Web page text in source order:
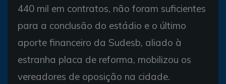
440 mil em contratos, não foram suficientes
para a conclusão do estádio e o último
aporte financeiro da Sudesb, aliado à
estranha placa de reforma, mobilizou os
vereadores de oposição na cidade.